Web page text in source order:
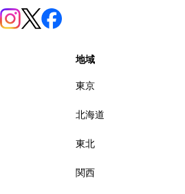
地域
東京
北海道
東北
関西